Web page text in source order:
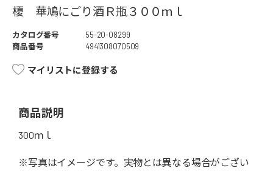
榎 華鳩にごり酒Ｒ瓶３００ｍｌ
カタログ番号
55-20-08299
商品番号
4941308070509
マイリストに登録する
商品説明
300ｍｌ
※写真はイメージです。実物とは異なる場合がござい